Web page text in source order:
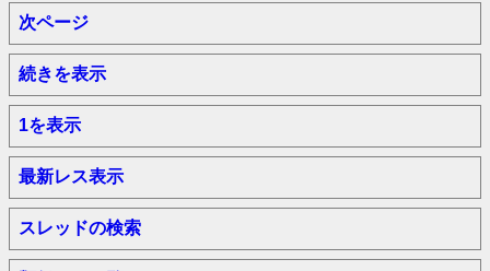
次ページ
続きを表示
1を表示
最新レス表示
スレッドの検索